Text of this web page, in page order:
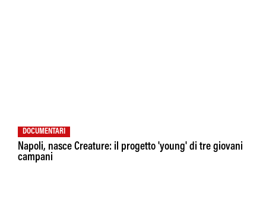
DOCUMENTARI
Napoli, nasce Creature: il progetto 'young' di tre giovani
campani